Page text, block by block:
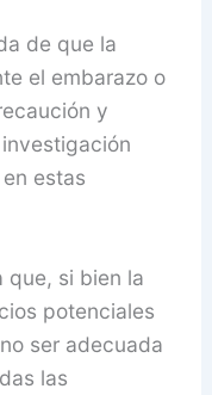
de que la
el embarazo o
y
estas
que, si bien la
potenciales
ser adecuada
las